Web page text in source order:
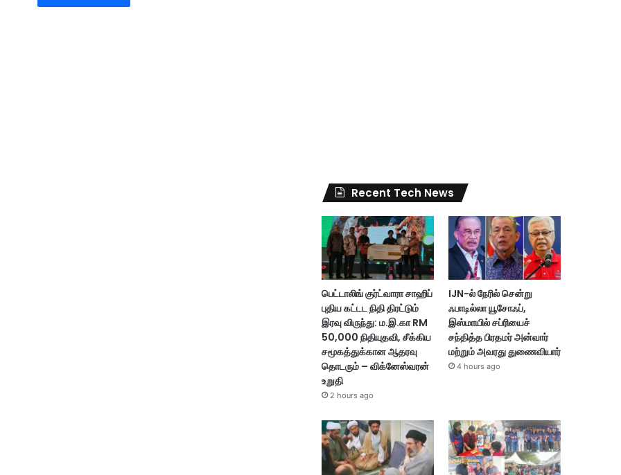
Recent Tech News
பெட்டாலிங் குர்ட்வாரா சாஹிப்
புதிய கட்டட நிதி திரட்டும்
இரவு விருந்து: ம.இ.கா RM
50,000 நிதியுதவி, சீக்கிய
சமூகத்துக்கான ஆதரவு
தொடரும் – விக்னேஸ்வரன்
உறுதி
2 hours ago
IJN-ல் நேரில் சென்று
ஃபாடில்லா யூசோஃப்,
இஸ்மாயில் சப்ரியைச்
சந்தித்த பிரதமர் அன்வார்
மற்றும் அவரது துணைவியார்
4 hours ago